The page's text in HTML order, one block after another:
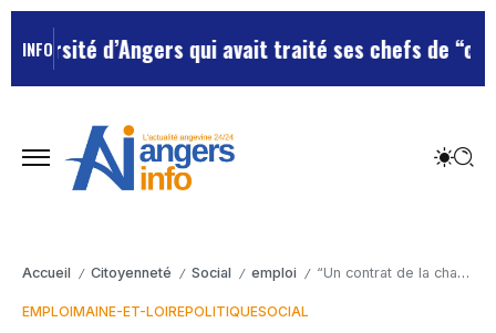
INFO
d’Angers qui avait traité ses chefs de “chiens”Le
Accueil / Citoyenneté / Social / emploi / “Un contrat de la chance” : ces demandeurs d’emploi qui rebondissent grâce à la réforme à Angers
EMPLOIMAINE-ET-LOIREPOLITIQUESOCIAL